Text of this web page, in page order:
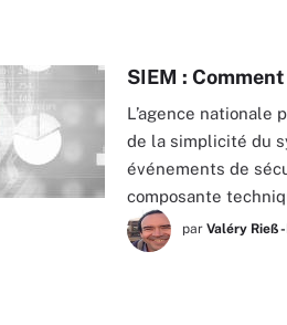
SIEM :
L’agence
de la simplicité du
événements de
composante
par Valéry